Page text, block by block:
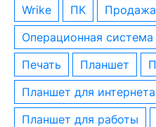
wrike ПК
Продажа
операционная система
печать
планшет
планшет для интернета
планшет для работы